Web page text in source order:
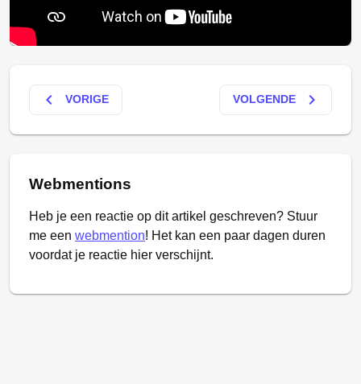
keyboard_arrow_left VORIGE VOLGENDE keyboard_arrow_right
Webmentions
Heb je een reactie op dit artikel geschreven? Stuur
me een webmention! Het kan een paar dagen duren
voordat je reactie hier verschijnt.